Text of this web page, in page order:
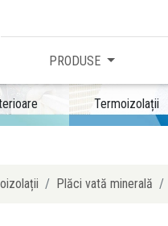
PRODUSE
Termoizolații
Plăci vată minerală